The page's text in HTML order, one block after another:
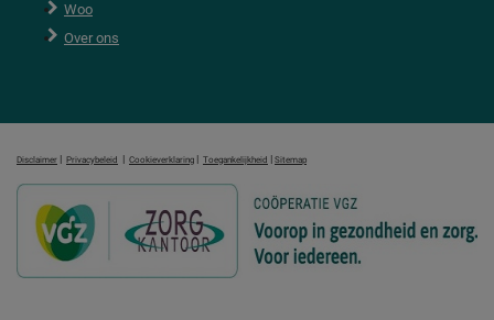
Woo
Over ons
Disclaimer | Privacybeleid | Cookieverklaring | Toegankelijkheid | Sitemap